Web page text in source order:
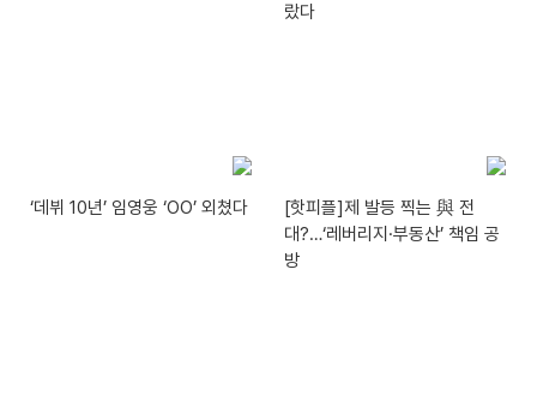
랐다
‘데뷔 10년’ 임영웅 ‘OO’ 외쳤다
[핫피플]제 발등 찍는 與 전
대?…‘레버리지·부동산’ 책임 공
방